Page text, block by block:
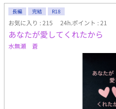
長編 完結 R18
お気に入り : 215 24h.ポイント : 21
あなたが愛してくれたから
水無瀬 蒼